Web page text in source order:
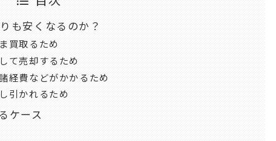
も安くなるのか？
買取るため
て売却するため
経費などがかかるため
引かれるため
ケース